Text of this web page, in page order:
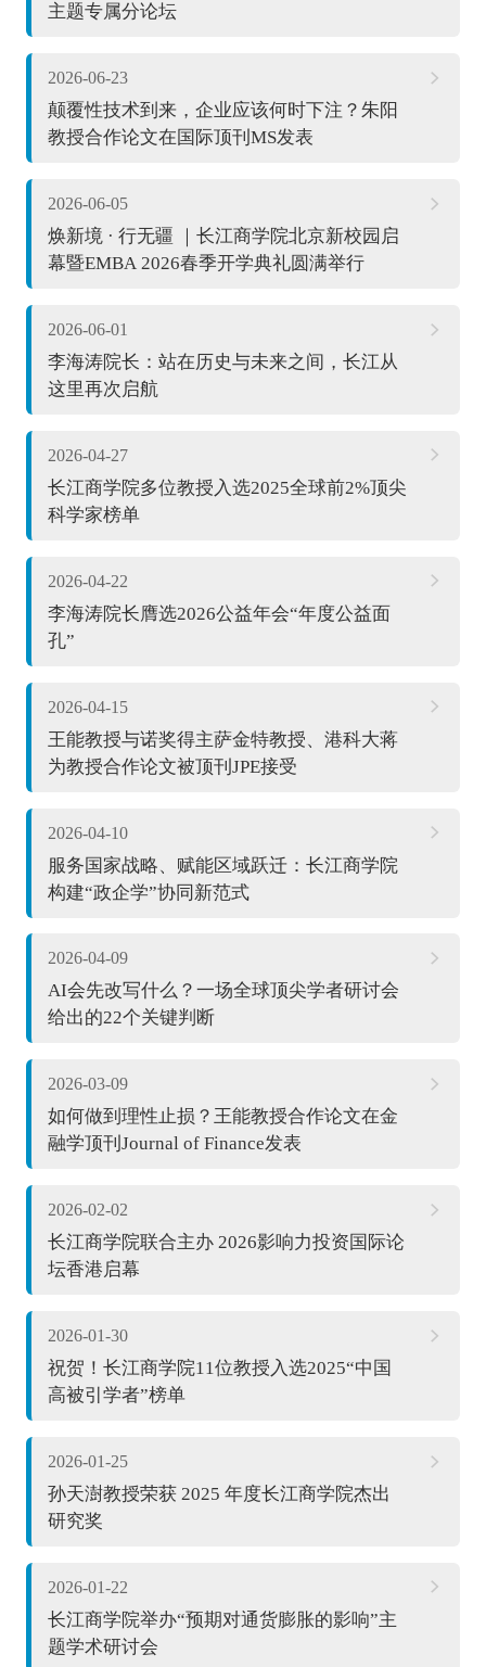
主题专属分论坛
2026-06-23
颠覆性技术到来，企业应该何时下注？朱阳
教授合作论文在国际顶刊MS发表
2026-06-05
焕新境 · 行无疆 ｜长江商学院北京新校园启
幕暨EMBA 2026春季开学典礼圆满举行
2026-06-01
李海涛院长：站在历史与未来之间，长江从
这里再次启航
2026-04-27
长江商学院多位教授入选2025全球前2%顶尖
科学家榜单
2026-04-22
李海涛院长膺选2026公益年会“年度公益面
孔”
2026-04-15
王能教授与诺奖得主萨金特教授、港科大蒋
为教授合作论文被顶刊JPE接受
2026-04-10
服务国家战略、赋能区域跃迁：长江商学院
构建“政企学”协同新范式
2026-04-09
AI会先改写什么？一场全球顶尖学者研讨会
给出的22个关键判断
2026-03-09
如何做到理性止损？王能教授合作论文在金
融学顶刊Journal of Finance发表
2026-02-02
长江商学院联合主办 2026影响力投资国际论
坛香港启幕
2026-01-30
祝贺！长江商学院11位教授入选2025“中国
高被引学者”榜单
2026-01-25
孙天澍教授荣获 2025 年度长江商学院杰出
研究奖
2026-01-22
长江商学院举办“预期对通货膨胀的影响”主
题学术研讨会